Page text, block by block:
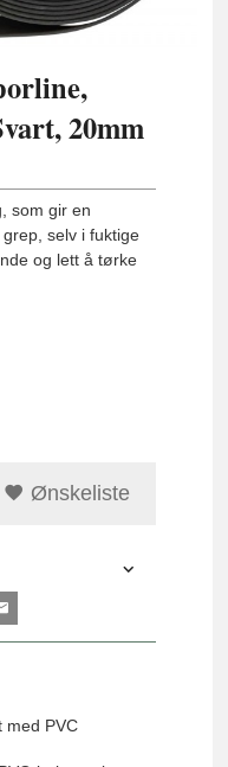
20mm
som gir en
selv i fuktige
og lett å tørke
Ønskeliste
med PVC